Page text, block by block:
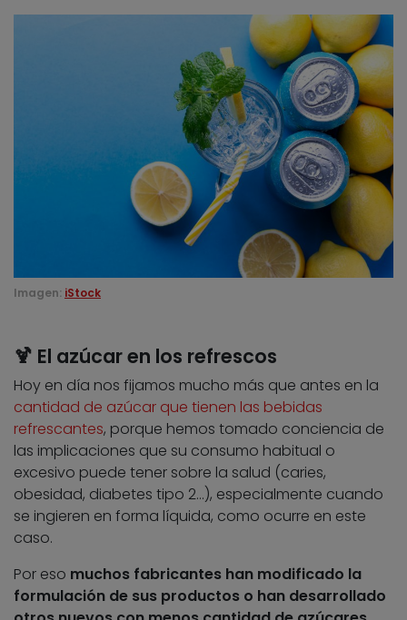
Imagen: iStock
🍹 El azúcar en los refrescos
Hoy en día nos fijamos mucho más que antes en la
cantidad de azúcar que tienen las bebidas
refrescantes, porque hemos tomado conciencia de
las implicaciones que su consumo habitual o
excesivo puede tener sobre la salud (caries,
obesidad, diabetes tipo 2…), especialmente cuando
se ingieren en forma líquida, como ocurre en este
caso.
Por eso muchos fabricantes han modificado la
formulación de sus productos o han desarrollado